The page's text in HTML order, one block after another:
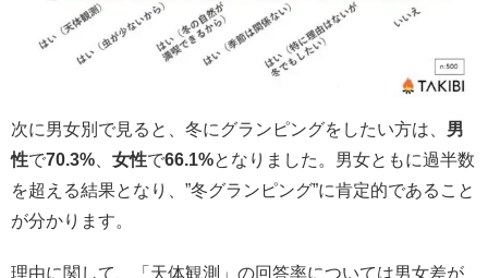
次に男女別で見ると、冬にグランピングをしたい方は、 男
性で70.3% 女性で66.1%となりました。男女ともに過半数
を超える結果となり、”冬グランピング”に肯定的であること
が分かります。
理由に関して、「天体観測」の回答率については男女差が